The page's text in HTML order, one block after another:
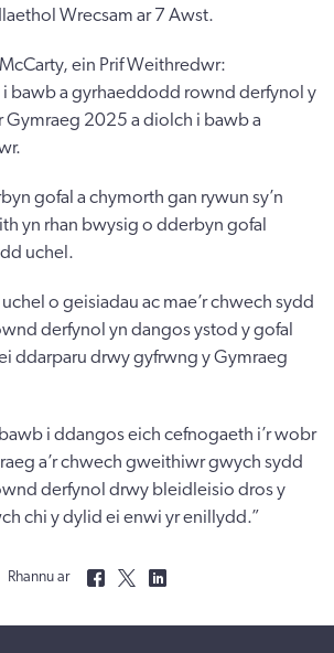
Wrecsam ar 7 Awst.
ein Prif Weithredwr:
i bawb a gyrhaeddodd rownd derfynol y
Gymraeg 2025 a diolch i bawb a
gofal a chymorth gan rywun sy’n
yn rhan bwysig o dderbyn gofal
uchel.
o geisiadau ac mae’r chwech sydd
derfynol yn dangos ystod y gofal
ddarparu drwy gyfrwng y Gymraeg
i ddangos eich cefnogaeth i’r wobr
a’r chwech gweithiwr gwych sydd
derfynol drwy bleidleisio dros y
chi y dylid ei enwi yr enillydd.”
Rhannu ar